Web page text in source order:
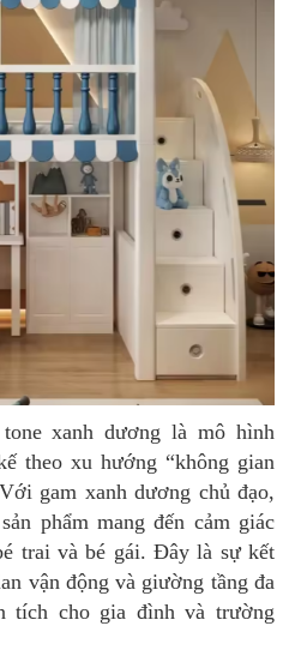
xanh dương là mô hình
theo xu hướng “không gian
gam xanh dương chủ đạo,
phẩm mang đến cảm giác
trai và bé gái. Đây là sự kết
vận động và giường tầng đa
tích cho gia đình và trường